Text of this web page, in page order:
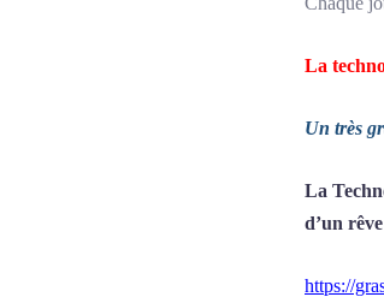
La
Un très
La
d’un
https://